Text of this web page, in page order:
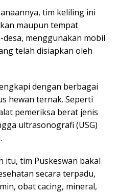
tim keliling ini
maupun tempat
menggunakan mobil
telah disiapkan oleh
dengan berbagai
hewan ternak. Seperti
pemeriksa berat jenis
ultrasonografi (USG)
itu, tim Puskeswan bakal
secara terpadu,
obat cacing, mineral,